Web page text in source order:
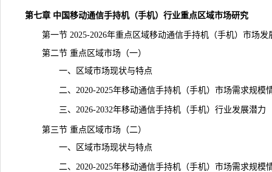
第七章 中国移动通信手持机（手机）行业重点区域市场研究
第一节 2025-2026年重点区域移动通信手持机（手机）市场发
第二节 重点区域市场（一）
一、区域市场现状与特点
二、2020-2025年移动通信手持机（手机）市场需求规模
三、2026-2032年移动通信手持机（手机）行业发展潜力
第三节 重点区域市场（二）
一、区域市场现状与特点
二、2020-2025年移动通信手持机（手机）市场需求规模